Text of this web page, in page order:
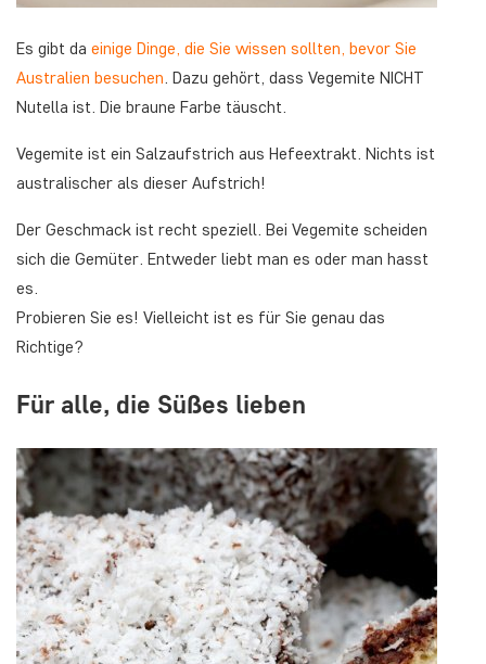
Es gibt da einige Dinge, die Sie wissen sollten, bevor Sie
Australien besuchen. Dazu gehört, dass Vegemite NICHT
Nutella ist. Die braune Farbe täuscht.
Vegemite ist ein Salzaufstrich aus Hefeextrakt. Nichts ist
australischer als dieser Aufstrich!
Der Geschmack ist recht speziell. Bei Vegemite scheiden
sich die Gemüter. Entweder liebt man es oder man hasst
es.
Probieren Sie es! Vielleicht ist es für Sie genau das
Richtige?
Für alle, die Süßes lieben